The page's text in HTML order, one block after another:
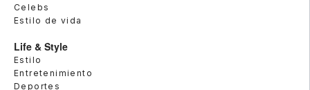
Celebs
Estilo de vida
Life & Style
Estilo
Entretenimiento
Deportes